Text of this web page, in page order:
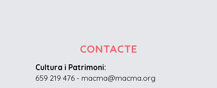
CONTACTE
Cultura i Patrimoni:
659 219 476 - macma@macma.org